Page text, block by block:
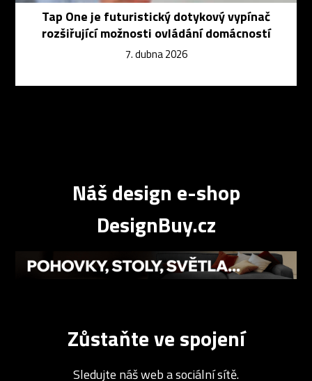
Tap One je futuristický dotykový vypínač
rozšiřující možnosti ovládání domácností
7. dubna 2026
Náš design e-shop
DesignBuy.cz
Zůstaňte ve spojení
Sledujte náš web a sociální sítě.